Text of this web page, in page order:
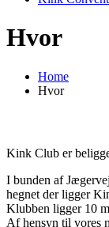
Hvor
Home
Hvor
Kink Club er
I bunden af
hegnet der ligger
Klubben ligger 10
Af hensyn til vores